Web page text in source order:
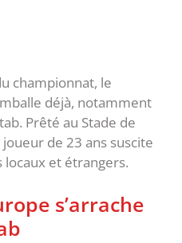
championnat, le
déjà, notamment
Prêté au Stade de
de 23 ans suscite
locaux et étrangers.
s’arrache